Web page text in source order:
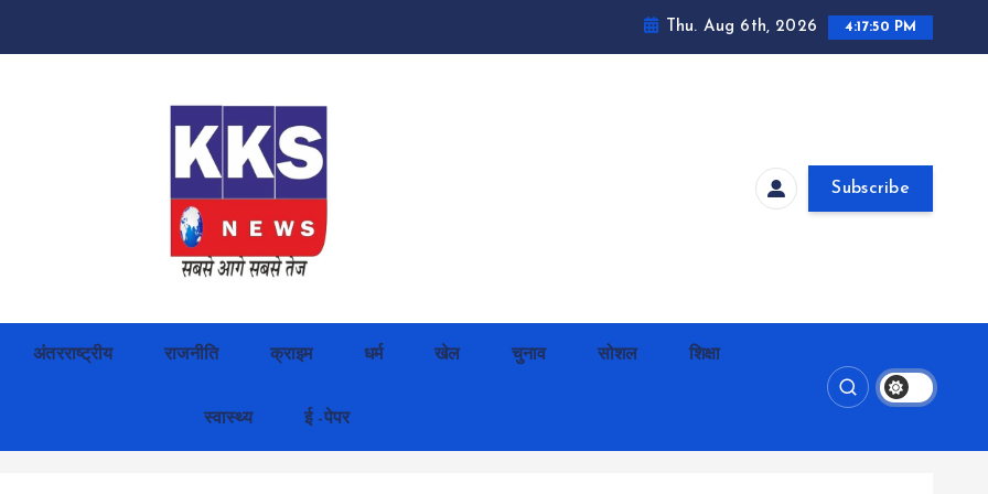
Thu. Aug 6th, 2026 4:17:51 PM
Subscribe
अंतरराष्ट्रीय राजनीति क्राइम धर्म खेल चुनाव सोशल शिक्षा
स्वास्थ्य ई -पेपर